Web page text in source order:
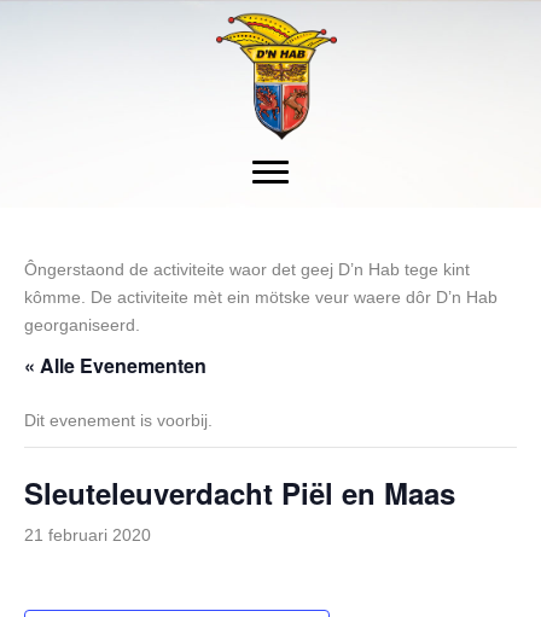
Ôngerstaond de activiteite waor det geej D’n Hab tege kint
kômme. De activiteite mèt ein mötske veur waere dôr D’n Hab
georganiseerd.
« Alle Evenementen
Dit evenement is voorbij.
Sleuteleuverdacht Piël en Maas
21 februari 2020